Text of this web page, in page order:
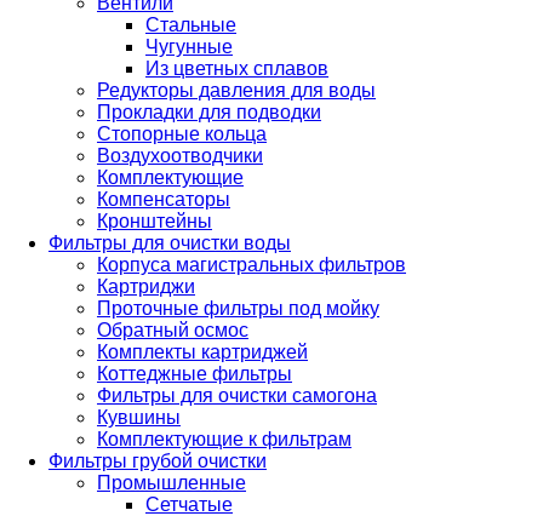
Стальные
Чугунные
Из цветных сплавов
Редукторы давления для воды
Прокладки для подводки
Стопорные кольца
Воздухоотводчики
Комплектующие
Компенсаторы
Кронштейны
Фильтры для очистки воды
Корпуса магистральных фильтров
Картриджи
Проточные фильтры под мойку
Обратный осмос
Комплекты картриджей
Коттеджные фильтры
Фильтры для очистки самогона
Кувшины
Комплектующие к фильтрам
Фильтры грубой очистки
Промышленные
Сетчатые